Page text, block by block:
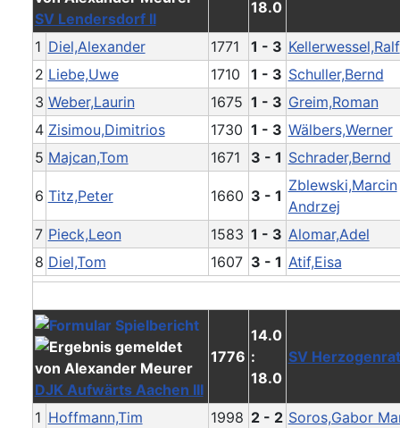
SV Lendersdorf II
18.0
1 Diel,Alexander 1771 1 - 3 Kellerwessel,Ralf
2 Liebe,Uwe 1710 1 - 3 Schuller,Bernd
3 Weber,Laurin 1675 1 - 3 Greim,Roman
4 Zisimou,Dimitrios 1730 1 - 3 Wälbers,Werner
5 Majcan,Tom 1671 3 - 1 Schrader,Bernd
6 Titz,Peter 1660 3 - 1
Zblewski,Marcin
Andrzej
7 Pieck,Leon 1583 1 - 3 Alomar,Adel
8 Diel,Tom 1607 3 - 1 Atif,Eisa
DJK Aufwärts Aachen III
1776
14.0
:
18.0
SV
1 Hoffmann,Tim 1998 2 - 2 Soros,Gabor